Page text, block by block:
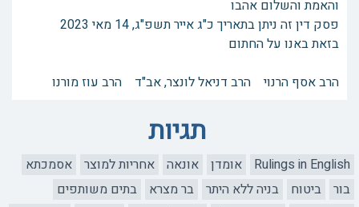
והאמת והשלום אהבו
פסק דין זה ניתן בתאריך כ"ג אייר תשפ"ג, 14 מאי 2023
בזאת באנו על החתום
הרב אסף הרנוי הרב דניאל לונצר, אב"ד הרב עוז מורנו
תגיות
Rulings in English אומדן אונאה אחריות למוצר
אסמכתא
בור
ביטוח בניה ללא היתר בר מצרא
בתים משותפים